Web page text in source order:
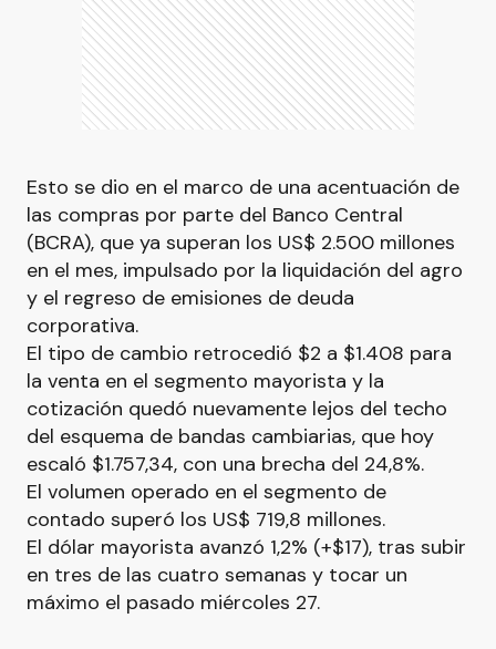
Esto se dio en el marco de una acentuación de
las compras por parte del Banco Central
(BCRA), que ya superan los US$ 2.500 millones
en el mes, impulsado por la liquidación del agro
y el regreso de emisiones de deuda
corporativa.
El tipo de cambio retrocedió $2 a $1.408 para
la venta en el segmento mayorista y la
cotización quedó nuevamente lejos del techo
del esquema de bandas cambiarias, que hoy
escaló $1.757,34, con una brecha del 24,8%.
El volumen operado en el segmento de
contado superó los US$ 719,8 millones.
El dólar mayorista avanzó 1,2% (+$17), tras subir
en tres de las cuatro semanas y tocar un
máximo el pasado miércoles 27.